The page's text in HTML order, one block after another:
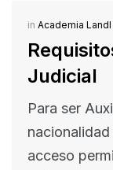
in Academia Landl
Judicial
Para ser
acceso